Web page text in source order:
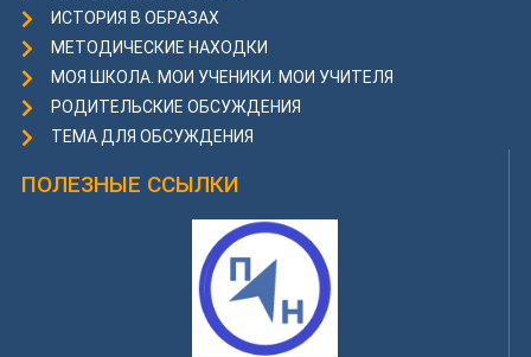
ИСТОРИЯ В ОБРАЗАХ
МЕТОДИЧЕСКИЕ НАХОДКИ
МОЯ ШКОЛА. МОИ УЧЕНИКИ. МОИ УЧИТЕЛЯ
РОДИТЕЛЬСКИЕ ОБСУЖДЕНИЯ
ТЕМА ДЛЯ ОБСУЖДЕНИЯ
ПОЛЕЗНЫЕ ССЫЛКИ